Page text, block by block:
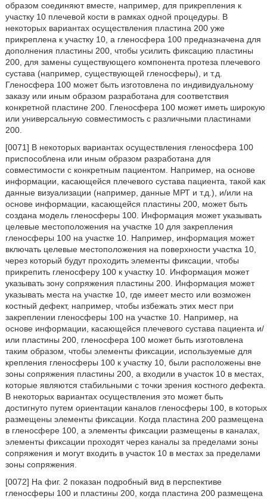
образом соединяют вместе, например, для прикрепления к
участку 10 плечевой кости в рамках одной процедуры. В
некоторых вариантах осуществления пластина 200 уже
прикреплена к участку 10, а гленосфера 100 предназначена для
дополнения пластины 200, чтобы усилить фиксацию пластины
200, для замены существующего компонента протеза плечевого
сустава (например, существующей гленосферы), и т.д.
Гленосфера 100 может быть изготовлена по индивидуальному
заказу или иным образом разработана для соответствия
конкретной пластине 200. Гленосфера 100 может иметь широкую
или универсальную совместимость с различными пластинами
200.
[0071] В некоторых вариантах осуществления гленосфера 100
приспособлена или иным образом разработана для
совместимости с конкретным пациентом. Например, на основе
информации, касающейся плечевого сустава пациента, такой как
данные визуализации (например, данные МРТ и т.д.), и/или на
основе информации, касающейся пластины 200, может быть
создана модель гленосферы 100. Информация может указывать
целевые местоположения на участке 10 для закрепления
гленосферы 100 на участке 10. Например, информация может
включать целевые местоположения на поверхности участка 10,
через который будут проходить элементы фиксации, чтобы
прикрепить гленосферу 100 к участку 10. Информация может
указывать зону сопряжения пластины 200. Информация может
указывать места на участке 10, где имеет место или возможен
костный дефект, например, чтобы избежать этих мест при
закреплении гленосферы 100 на участке 10. Например, на
основе информации, касающейся плечевого сустава пациента и/
или пластины 200, гленосфера 100 может быть изготовлена
таким образом, чтобы элементы фиксации, используемые для
крепления гленосферы 100 к участку 10, были расположены вне
зоны сопряжения пластины 200, а входили в участок 10 в местах,
которые являются стабильными с точки зрения костного дефекта.
В некоторых вариантах осуществления это может быть
достигнуто путем ориентации каналов гленосферы 100, в которых
размещены элементы фиксации. Когда пластина 200 размещена
в гленосфере 100, а элементы фиксации размещены в каналах,
элементы фиксации проходят через каналы за пределами зоны
сопряжения и могут входить в участок 10 в местах за пределами
зоны сопряжения.
[0072] На фиг. 2 показан подробный вид в перспективе
гленосферы 100 и пластины 200, когда пластина 200 размещена